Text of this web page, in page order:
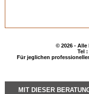
© 2026 - Alle
Tel :
Für jeglichen
MIT DIESER